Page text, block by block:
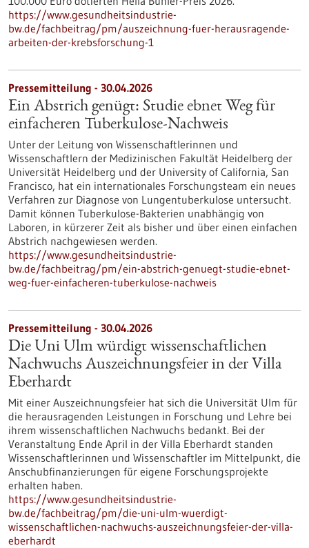
https://www.gesundheitsindustrie-
bw.de/fachbeitrag/pm/auszeichnung-fuer-herausragende-
arbeiten-der-krebsforschung-1
Pressemitteilung - 30.04.2026
Ein Abstrich genügt: Studie ebnet Weg für
einfacheren Tuberkulose-Nachweis
Unter der Leitung von Wissenschaftlerinnen und
Wissenschaftlern der Medizinischen Fakultät Heidelberg der
Universität Heidelberg und der University of California, San
Francisco, hat ein internationales Forschungsteam ein neues
Verfahren zur Diagnose von Lungentuberkulose untersucht.
Damit können Tuberkulose-Bakterien unabhängig von
Laboren, in kürzerer Zeit als bisher und über einen einfachen
Abstrich nachgewiesen werden.
https://www.gesundheitsindustrie-
bw.de/fachbeitrag/pm/ein-abstrich-genuegt-studie-ebnet-
weg-fuer-einfacheren-tuberkulose-nachweis
Pressemitteilung - 30.04.2026
Die Uni Ulm würdigt wissenschaftlichen
Nachwuchs Auszeichnungsfeier in der Villa
Eberhardt
Mit einer Auszeichnungsfeier hat sich die Universität Ulm für
die herausragenden Leistungen in Forschung und Lehre bei
ihrem wissenschaftlichen Nachwuchs bedankt. Bei der
Veranstaltung Ende April in der Villa Eberhardt standen
Wissenschaftlerinnen und Wissenschaftler im Mittelpunkt, die
Anschubfinanzierungen für eigene Forschungsprojekte
erhalten haben.
https://www.gesundheitsindustrie-
bw.de/fachbeitrag/pm/die-uni-ulm-wuerdigt-
wissenschaftlichen-nachwuchs-auszeichnungsfeier-der-villa-
eberhardt